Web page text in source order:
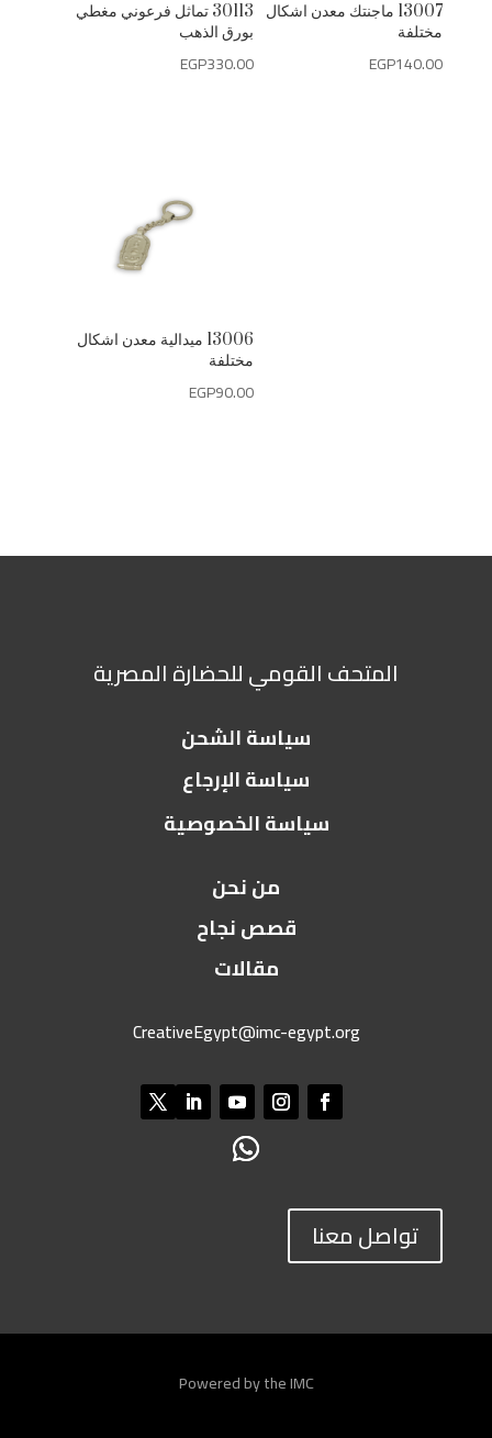
30113 تماثل فرعوني مغطي
بورق الذهب
EGP330.00
13007 ماجنتك معدن اشكال
مختلفة
EGP140.00
13006 ميدالية معدن اشكال
مختلفة
EGP90.00
المتحف القومي للحضارة المصرية
سياسة الشحن
سياسة الإرجاع
سياسة الخصوصية
من نحن
قصص نجاح
مقالات
CreativeEgypt@imc-egypt.org
تواصل معنا
Powered by the IMC